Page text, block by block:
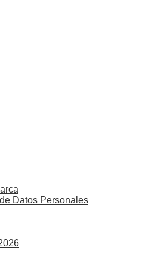
Datos Personales